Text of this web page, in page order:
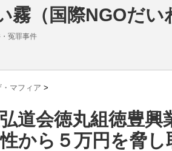
霧（国際NGOだ
冤罪事件
・マフィア >
道会徳丸組徳豊興
から５万円を脅し